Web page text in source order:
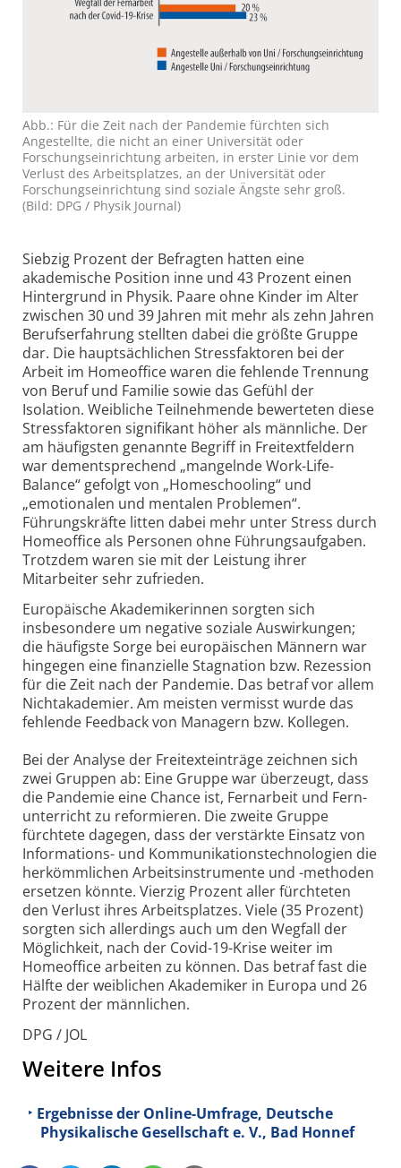
Abb.: Für die Zeit nach der Pandemie fürchten sich
Angestellte, die nicht an einer Univer­sität oder
Forschungs­einrichtung arbeiten, in erster Linie vor dem
Verlust des Arbeits­platzes, an der Univer­sität oder
Forschungs­einrichtung sind soziale Ängste sehr groß.
(Bild: DPG / Physik Journal)
Siebzig Prozent der Befragten hatten eine
akademische Position inne und 43 Prozent einen
Hintergrund in Physik. Paare ohne Kinder im Alter
zwischen 30 und 39 Jahren mit mehr als zehn Jahren
Berufs­erfahrung stellten dabei die größte Gruppe
dar. Die haupt­sächlichen Stressfaktoren bei der
Arbeit im Homeoffice waren die fehlende Trennung
von Beruf und Familie sowie das Gefühl der
Isolation. Weibliche Teilnehmende bewerteten diese
Stress­faktoren signifikant höher als männliche. Der
am häufigsten genannte Begriff in Freitextfeldern
war dement­sprechend „mangelnde Work-Life-
Balance“ gefolgt von „Homeschooling“ und
„emotionalen und mentalen Problemen“.
Führungskräfte litten dabei mehr unter Stress durch
Homeoffice als Personen ohne Führungs­aufgaben.
Trotzdem waren sie mit der Leistung ihrer
Mitarbeiter sehr zufrieden.
Europäische Akade­mikerinnen sorgten sich
insbesondere um negative soziale Auswirkungen;
die häufigste Sorge bei euro­päischen Männern war
hingegen eine finanzielle Stagnation bzw. Rezession
für die Zeit nach der Pandemie. Das betraf vor allem
Nicht­akademier. Am meisten vermisst wurde das
fehlende Feedback von Managern bzw. Kollegen.
Bei der Analyse der Freitext­einträge zeichnen sich
zwei Gruppen ab: Eine Gruppe war überzeugt, dass
die Pandemie eine Chance ist, Fernarbeit und Fern­
unterricht zu reformieren. Die zweite Gruppe
fürchtete dagegen, dass der verstärkte Einsatz von
Informations- und Kommunikations­technologien die
herkömmlichen Arbeits­instrumente und -methoden
ersetzen könnte. Vierzig Prozent aller fürchteten
den Verlust ihres Arbeitsplatzes. Viele (35 Prozent)
sorgten sich allerdings auch um den Wegfall der
Möglichkeit, nach der Covid-19-Krise weiter im
Homeoffice arbeiten zu können. Das betraf fast die
Hälfte der weiblichen Akademiker in Europa und 26
Prozent der männlichen.
DPG / JOL
Weitere Infos
Ergebnisse der Online-Umfrage, Deutsche
Physikalische Gesellschaft e. V., Bad Honnef